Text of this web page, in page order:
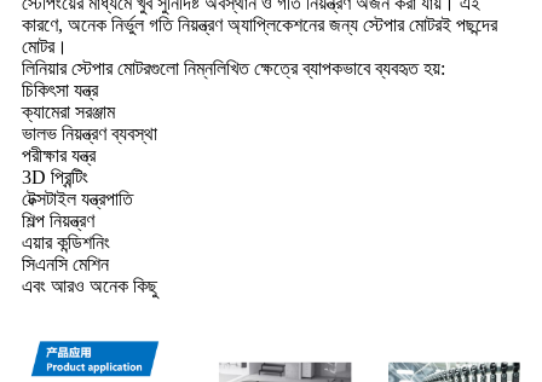
কারণে, অনেক নির্ভুল গতি নিয়ন্ত্রণ অ্যাপ্লিকেশনের জন্য স্টেপার মোটরই পছন্দের
মোটর।
লিনিয়ার স্টেপার মোটরগুলো নিম্নলিখিত ক্ষেত্রে ব্যাপকভাবে ব্যবহৃত হয়:
চিকিৎসা যন্ত্র
ক্যামেরা সরঞ্জাম
ভালভ নিয়ন্ত্রণ ব্যবস্থা
পরীক্ষার যন্ত্র
3D প্রিন্টিং
টেক্সটাইল যন্ত্রপাতি
শিল্প নিয়ন্ত্রণ
এয়ার কন্ডিশনিং
সিএনসি মেশিন
এবং আরও অনেক কিছু